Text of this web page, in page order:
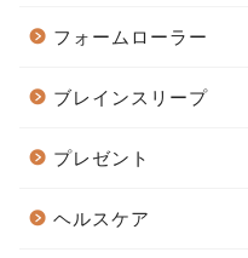
フォームローラー
ブレインスリープ
プレゼント
ヘルスケア